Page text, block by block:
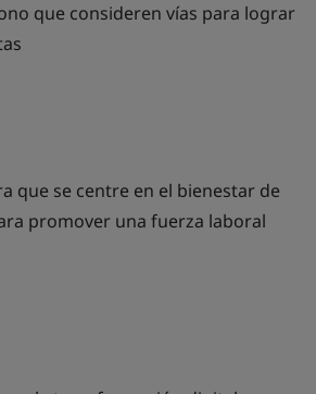
que consideren vías para lograr
que se centre en el bienestar de
promover una fuerza laboral